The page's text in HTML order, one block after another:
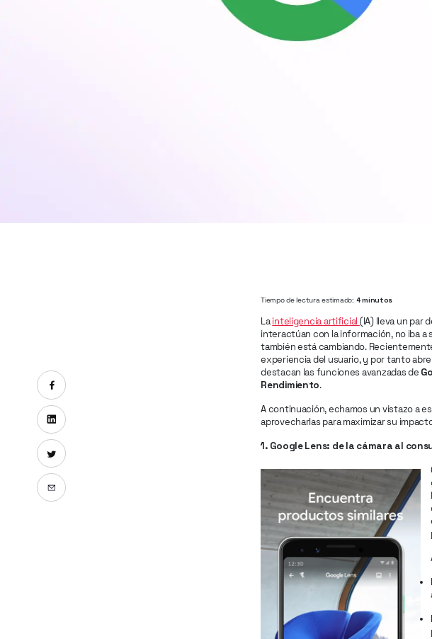
Tiempo de lectura estimado: 4 minutos
Lainteligencia artificial(IA) lleva un par
interactúan con la información, no iba a
también está cambiando.
experiencia del usuario, y por tanto
destacan las funciones avanzadas de
Rendimiento.
A continuación, echamos un vistazo a
aprovecharlas para maximizar su
1. Google Lens: de la cámara al
Compartir en Facebook
Compartir en Linkedin
Compartir en X
Enviar por email